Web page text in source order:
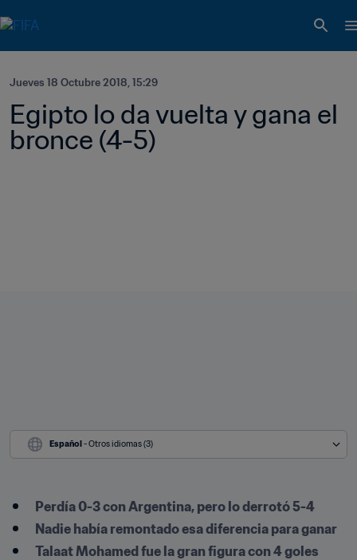
Jueves 18 Octubre 2018, 15:29
Egipto lo da vuelta y gana el
bronce (4-5)
Español - Otros idiomas (3)
Perdía 0-3 con Argentina, pero lo derrotó 5-4
Nadie había remontado esa diferencia para ganar
Talaat Mohamed fue la gran figura con 4 goles